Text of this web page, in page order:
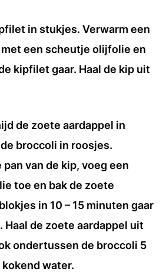
in stukjes. Verwarm een
een scheutje olijfolie en
kipfilet gaar. Haal de kip uit
de zoete aardappel in
broccoli in roosjes.
pan van de kip, voeg een
toe en bak de zoete
in 10 – 15 minuten gaar
Haal de zoete aardappel uit
ondertussen de broccoli 5
water.